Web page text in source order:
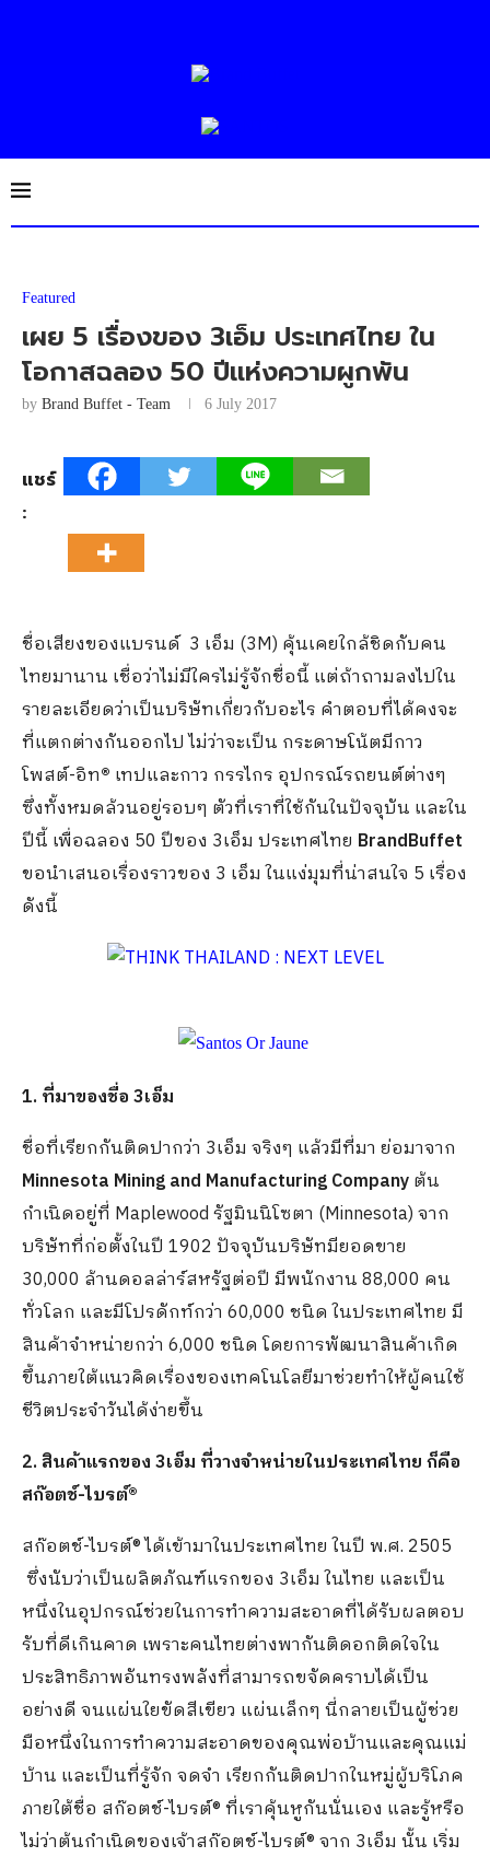
Featured
เผย 5 เรื่องของ 3เอ็ม ประเทศไทย ใน
โอกาสฉลอง 50 ปีแห่งความผูกพัน
by Brand Buffet - Team 6 July 2017
แชร์
:
ชื่อเสียงของแบรนด์ 3 เอ็ม (3M) คุ้นเคยใกล้ชิดกับคน
ไทยมานาน เชื่อว่าไม่มีใครไม่รู้จักชื่อนี้ แต่ถ้าถามลงไปใน
รายละเอียดว่าเป็นบริษัทเกี่ยวกับอะไร คำตอบที่ได้คงจะ
ที่แตกต่างกันออกไป ไม่ว่าจะเป็น กระดาษโน้ตมีกาว
โพสต์-อิท® เทปและกาว กรรไกร อุปกรณ์รถยนต์ต่างๆ
ซึ่งทั้งหมดล้วนอยู่รอบๆ ตัวที่เราที่ใช้กันในปัจจุบัน และใน
ปีนี้ เพื่อฉลอง 50 ปีของ 3เอ็ม ประเทศไทย BrandBuffet
ขอนำเสนอเรื่องราวของ 3 เอ็ม ในแง่มุมที่น่าสนใจ 5 เรื่อง
ดังนี้
1. ที่มาของชื่อ 3เอ็ม
ชื่อที่เรียกกันติดปากว่า 3เอ็ม จริงๆ แล้วมีที่มา ย่อมาจาก
Minnesota Mining and Manufacturing Companyต้น
กำเนิดอยู่ที่ Maplewood รัฐมินนิโซตา (Minnesota) จาก
บริษัทที่ก่อตั้งในปี 1902 ปัจจุบันบริษัทมียอดขาย
30,000 ล้านดอลล่าร์สหรัฐต่อปี มีพนักงาน 88,000 คน
ทั่วโลก และมีโปรดักท์กว่า 60,000 ชนิด ในประเทศไทย มี
สินค้าจำหน่ายกว่า 6,000 ชนิด โดยการพัฒนาสินค้าเกิด
ขึ้นภายใต้แนวคิดเรื่องของเทคโนโลยีมาช่วยทำให้ผู้คนใช้
ชีวิตประจำวันได้ง่ายขึ้น
2. สินค้าแรกของ 3เอ็ม ที่วางจำหน่ายในประเทศไทย ก็คือ
สก๊อตช์-ไบรต์®
สก๊อตช์-ไบรต์® ได้เข้ามาในประเทศไทย ในปี พ.ศ. 2505
ซึ่งนับว่าเป็นผลิตภัณฑ์แรกของ 3เอ็ม ในไทย และเป็น
หนึ่งในอุปกรณ์ช่วยในการทำความสะอาดที่ได้รับผลตอบ
รับที่ดีเกินคาด เพราะคนไทยต่างพากันติดอกติดใจใน
ประสิทธิภาพอันทรงพลังที่สามารถขจัดคราบได้เป็น
อย่างดี จนแผ่นใยขัดสีเขียว แผ่นเล็กๆ นี่กลายเป็นผู้ช่วย
มือหนึ่งในการทำความสะอาดของคุณพ่อบ้านและคุณแม่
บ้าน และเป็นที่รู้จัก จดจำ เรียกกันติดปากในหมู่ผู้บริโภค
ภายใต้ชื่อ สก๊อตช์-ไบรต์® ที่เราคุ้นหูกันนั่นเอง และรู้หรือ
ไม่ว่าต้นกำเนิดของเจ้าสก๊อตช์-ไบรต์® จาก 3เอ็ม นั้น เริ่ม